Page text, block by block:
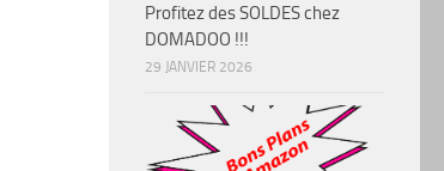
Profitez des SOLDES chez
DOMADOO !!!
29 JANVIER 2026